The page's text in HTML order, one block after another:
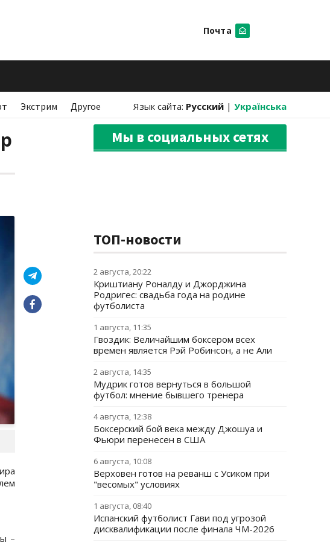
Почта
Экстрим Другое Язык сайта: Русский | Українська
–
Мы в социальных сетях
ТОП-новости
2 августа, 20:22
Криштиану Роналду и Джорджина
Родригес: свадьба года на родине
футболиста
1 августа, 11:35
Гвоздик: Величайшим боксером всех
времен является Рэй Робинсон, а не Али
2 августа, 14:35
Мудрик готов вернуться в большой
футбол: мнение бывшего тренера
4 августа, 12:38
Боксерский бой века между Джошуа и
Фьюри перенесен в США
6 августа, 10:08
Верховен готов на реванш с Усиком при
"весомых" условиях
1 августа, 08:40
Испанский футболист Гави под угрозой
дисквалификации после финала ЧМ-2026